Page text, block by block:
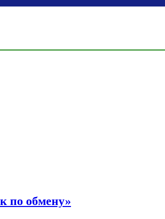
по обмену»